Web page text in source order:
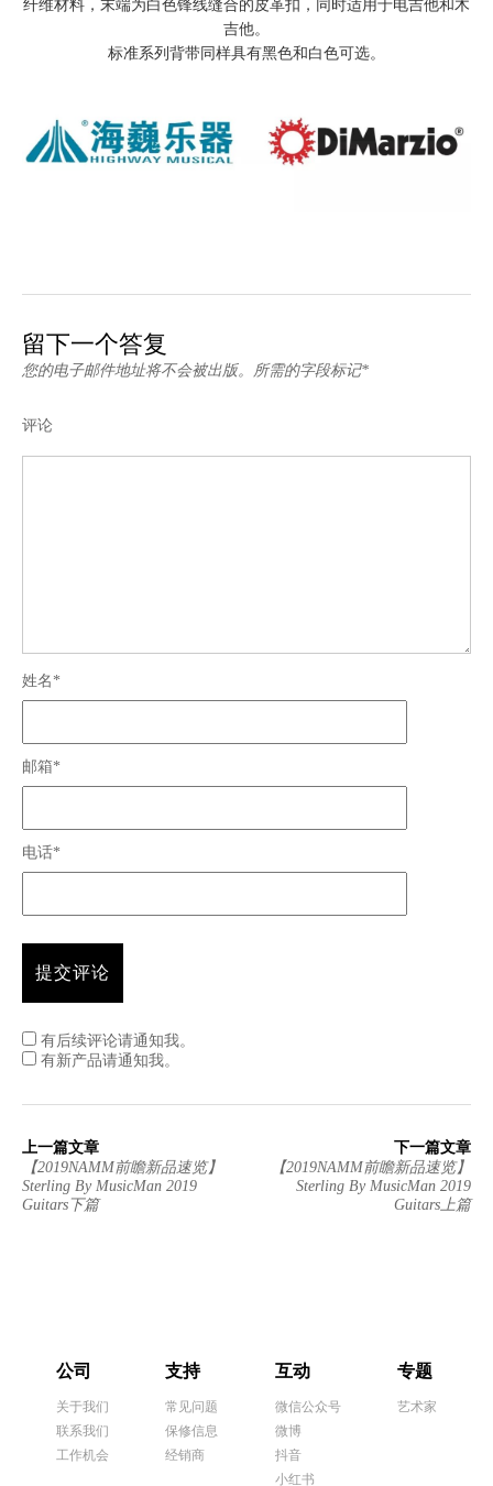
纤维材料，末端为白色锋线缝合的皮革扣，同时适用于电吉他和木
吉他。
标准系列背带同样具有黑色和白色可选。
留下一个答复
您的电子邮件地址将不会被出版。所需的字段标记*
评论
姓名*
邮箱*
电话*
有后续评论请通知我。
有新产品请通知我。
上一篇文章
【2019NAMM前瞻新品速览】
Sterling By MusicMan 2019
Guitars下篇
下一篇文章
【2019NAMM前瞻新品速览】
Sterling By MusicMan 2019
Guitars上篇
公司
关于我们
联系我们
工作机会
支持
常见问题
保修信息
经销商
互动
微信公众号
微博
抖音
小红书
专题
艺术家